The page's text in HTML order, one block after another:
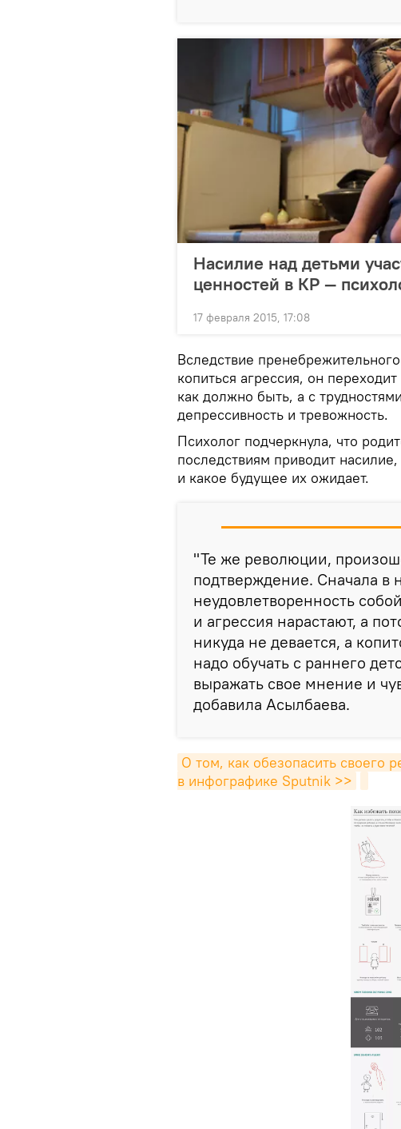
Насилие над детьми
ценностей в КР —
17 февраля 2015, 17:08
Вследствие
копиться агрессия, он
как должно быть, а с
депрессивность и тревожность.
Психолог подчеркнула, что
последствиям приводит
и какое будущее их ожидает.
"Те же революции,
подтверждение. Сначала в
неудовлетворенность
и агрессия нарастают, а
никуда не девается, а
надо обучать с раннего
выражать свое мнение и
добавила Асылбаева.
О том, как обезопасить своего
в инфографике Sputnik >>